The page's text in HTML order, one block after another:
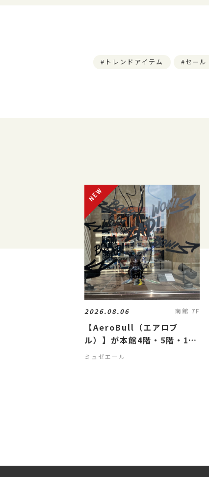
トレンドアイテム セール
2026.08.06 南館 7F
【AeroBull（エアロブ
ル）】が本館4階・5階・1階
ショーウィンドウにお目見え
ミュゼエール